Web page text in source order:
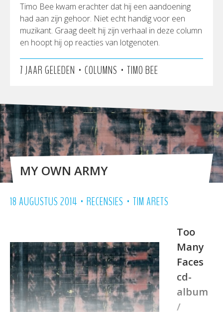
Timo Bee kwam erachter dat hij een aandoening
had aan zijn gehoor. Niet echt handig voor een
muzikant. Graag deelt hij zijn verhaal in deze column
en hoopt hij op reacties van lotgenoten.
7 JAAR GELEDEN • COLUMNS • TIMO BEE
MY OWN ARMY
18 AUGUSTUS 2014 • RECENSIES • TIM ARETS
Too
Many
Faces
cd-
album
/